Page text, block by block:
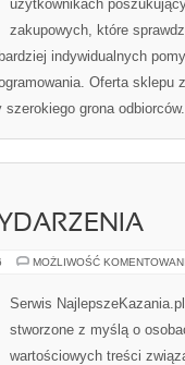
użytkownikach
zakupowych, które
indywidualnych
Oferta sklepu
szerokiego grona
MOŻLIWOŚĆ
Serwis
stworzone z myślą o
wartościowych treści